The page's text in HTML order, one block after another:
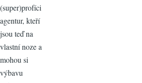
(super)profíci
agentur, kteří
jsou teď na
vlastní noze a
mohou si
výbavu